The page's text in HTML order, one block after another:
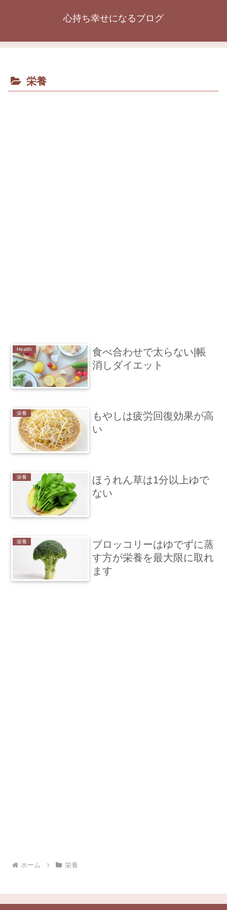
心持ち幸せになるブログ
栄養
Health
食べ合わせで太らない|帳
消しダイエット
栄養
もやしは疲労回復効果が高
い
栄養
ほうれん草は1分以上ゆで
ない
栄養
ブロッコリーはゆでずに蒸
す方が栄養を最大限に取れ
ます
ホーム 栄養